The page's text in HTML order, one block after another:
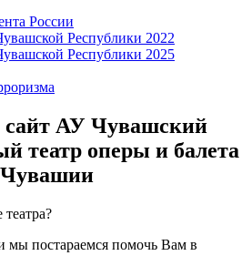
России
Республики 2022
Республики 2025
АУ Чувашский
театр оперы и балета
театра?
постараемся помочь Вам в